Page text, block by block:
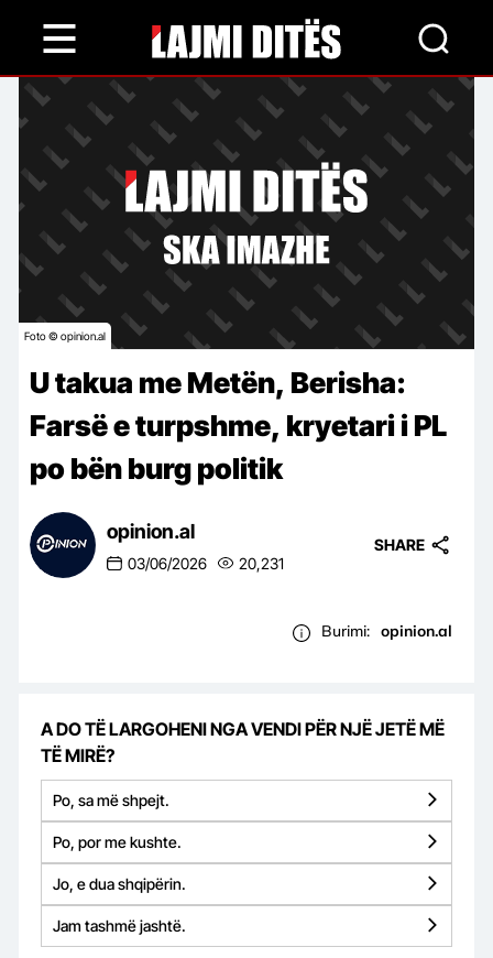
content
Foto © opinion.al
U takua me Metën, Berisha:
Farsë e turpshme, kryetari i PL
po bën burg politik
opinion.al
03/06/2026 20,231
SHARE
Burimi: opinion.al
A DO TË LARGOHENI NGA VENDI PËR NJË JETË MË
TË MIRË?
Po, sa më shpejt.
Po, por me kushte.
Jo, e dua shqipërin.
Jam tashmë jashtë.